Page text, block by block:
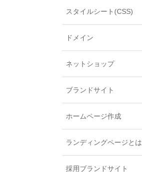
スタイルシート(CSS)
ドメイン
ネットショップ
ブランドサイト
ホームページ作成
ランディングページとは
採用ブランドサイト